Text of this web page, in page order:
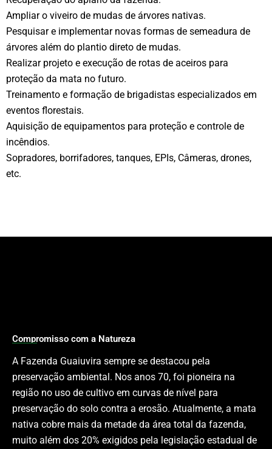
Ampliar o viveiro de mudas de árvores nativas.
Pesquisar e implementar novas formas de semeadura de
árvores além do plantio direto de mudas.
Realizar projeto e execução de rotas de aceiros para
proteção da mata no futuro.
Treinamento e formação de brigadistas especializados em
eventos florestais.
Aquisição de equipamentos para proteção e controle de
incêndios.
Sopradores, borrifadores, tanques, EPIs, Câmeras, drones,
etc.
Compromisso com a Natureza
A Fazenda Guaiuvira sempre se destacou pela
preservação ambiental. Nos anos 70, foi pioneira na
região no uso de cultivo em curvas de nível para
preservação do solo contra a erosão. Atualmente, a mata
nativa cobre mais da metade da área total da fazenda,
muito além dos 20% exigidos pela legislação estadual de